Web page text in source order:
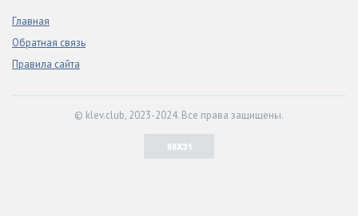
Главная
Обратная связь
Правила сайта
© klev.club, 2023-2024. Все права защищены.